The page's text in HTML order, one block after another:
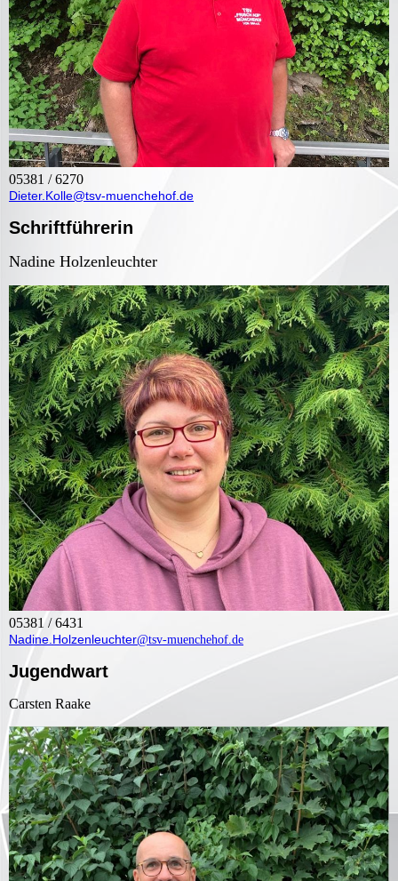
05381 / 6270
Dieter.Kolle@tsv-muenchehof.de
Schriftführerin
Nadine Holzenleuchter
05381 / 6431
Nadine.Holzenleuchter@tsv-muenchehof.de
Jugendwart
Carsten Raake